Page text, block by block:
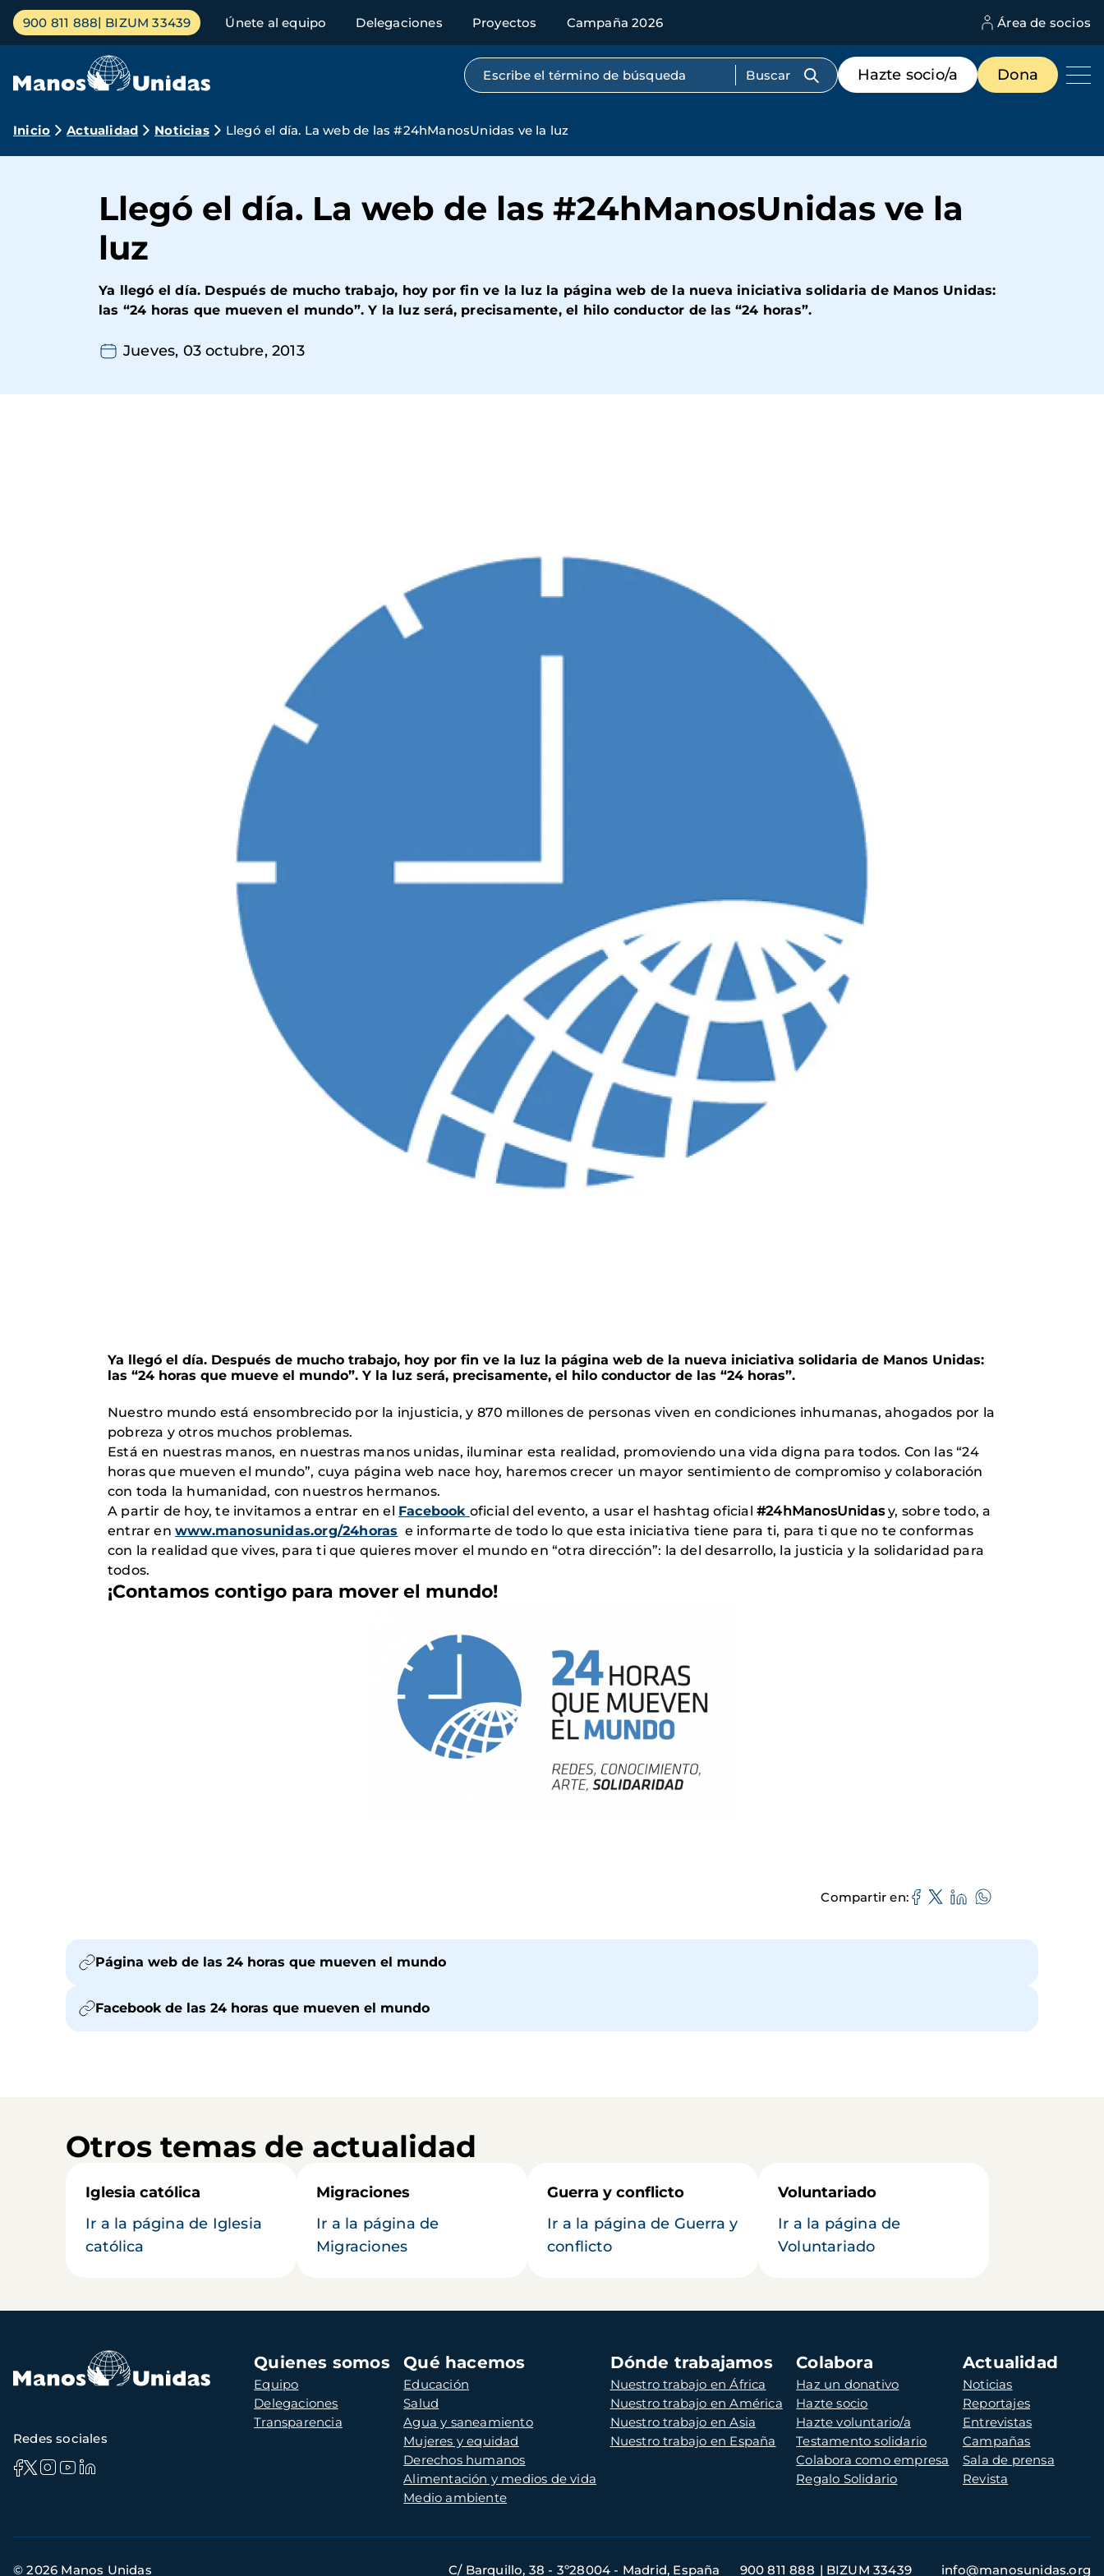
Pasar
contenido
Menú
principal
900 811 888 BIZUM 33439 Únete al equipo Delegaciones Proyectos Campaña 2026 Área de socios
Búsqueda por texto completo
Menú
de
destacados
Hazte socio/a Dona
Ruta
navegación
Inicio Actualidad Noticias Llegó el día. La web de las #24hManosUnidas ve la luz
Llegó el día. La web de las #24hManosUnidas ve la
luz
Ya llegó el día. Después de mucho trabajo, hoy por fin ve la luz la página web de la nueva iniciativa solidaria de Manos Unidas:
las “24 horas que mueven el mundo”. Y la luz será, precisamente, el hilo conductor de las “24 horas”.
Jueves, 03 octubre, 2013
Ya llegó el día. Después de mucho trabajo, hoy por fin ve la luz la página web de la nueva iniciativa solidaria de Manos Unidas:
las “24 horas que mueve el mundo”. Y la luz será, precisamente, el hilo conductor de las “24 horas”.
Nuestro mundo está ensombrecido por la injusticia, y 870 millones de personas viven en condiciones inhumanas, ahogados por la
pobreza y otros muchos problemas.
Está en nuestras manos, en nuestras manos unidas, iluminar esta realidad, promoviendo una vida digna para todos. Con las “24
horas que mueven el mundo”, cuya página web nace hoy, haremos crecer un mayor sentimiento de compromiso y colaboración
con toda la humanidad, con nuestros hermanos.
A partir de hoy, te invitamos a entrar en el Facebook oficial del evento, a usar el hashtag oficial#24hManosUnidasy, sobre todo, a
entrar en www.manosunidas.org/24horas e informarte de todo lo que esta iniciativa tiene para ti, para ti que no te conformas
con la realidad que vives, para ti que quieres mover el mundo en “otra dirección”: la del desarrollo, la justicia y la solidaridad para
todos.
¡Contamos contigo para mover el mundo!
Compartir en
Página web de las 24 horas que mueven el mundo
Facebook de las 24 horas que mueven el mundo
Otros temas de actualidad
Iglesia católica
Ir a la página de Iglesia
católica
Migraciones
Ir a la página de
Migraciones
Guerra y conflicto
Ir a la página de Guerra y
conflicto
Voluntariado
Ir a la página de
Voluntariado
Navegación
principal
Quienes somos
Equipo
Delegaciones
Transparencia
Qué hacemos
Educación
Salud
Agua y saneamiento
Mujeres y equidad
Derechos humanos
Alimentación y medios de vida
Medio ambiente
Dónde trabajamos
Nuestro trabajo en África
Nuestro trabajo en América
Nuestro trabajo en Asia
Nuestro trabajo en España
Colabora
Haz un donativo
Hazte socio
Hazte voluntario/a
Testamento solidario
Colabora como empresa
Regalo Solidario
Actualidad
Noticias
Reportajes
Entrevistas
Campañas
Sala de prensa
Revista
Redes sociales
de
© 2026 Manos Unidas C/ Barquillo, 38 - 3º28004 - Madrid, España 900 811 888 BIZUM 33439 info@manosunidas.org